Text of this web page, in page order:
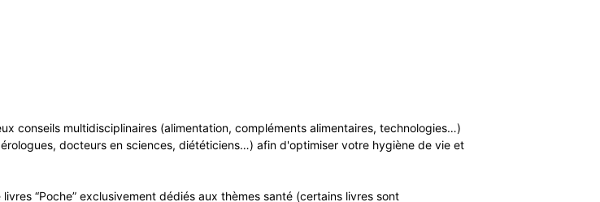
conseils multidisciplinaires (alimentation, compléments alimentaires, technologies…)
docteurs en sciences, diététiciens…) afin d'optimiser votre hygiène de vie et
“Poche” exclusivement dédiés aux thèmes santé (certains livres sont